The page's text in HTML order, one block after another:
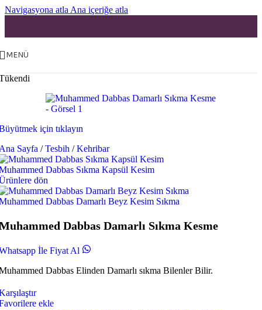
Navigasyona atla Ana içeriğe atla
MENÜ
için tıklayın
Sayfa / Tesbih / Kehribar
Dabbas Sıkma Kapsül Kesim
dön
Dabbas Damarlı Beyz Kesim Sıkma
Dabbas Damarlı Sıkma Kesme
İle Fiyat Al
Dabbas Elinden Damarlı sıkma Bilenler Bilir.
ekle